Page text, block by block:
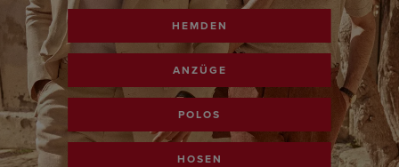
HEMDEN
ANZÜGE
POLOS
HOSEN